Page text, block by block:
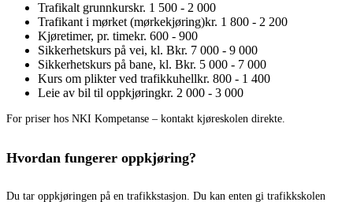
Trafikalt grunnkurskr. 1 500 - 2 000
Trafikant i mørket (mørkekjøring)kr. 1 800 - 2 200
Kjøretimer, pr. timekr. 600 - 900
Sikkerhetskurs på vei, kl. Bkr. 7 000 - 9 000
Sikkerhetskurs på bane, kl. Bkr. 5 000 - 7 000
Kurs om plikter ved trafikkuhellkr. 800 - 1 400
Leie av bil til oppkjøringkr. 2 000 - 3 000
For priser hos NKI Kompetanse – kontakt kjøreskolen direkte.
Hvordan fungerer oppkjøring?
Du tar oppkjøringen på en trafikkstasjon. Du kan enten gi trafikkskolen